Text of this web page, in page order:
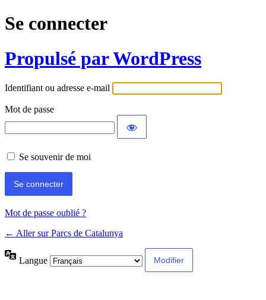
Se connecter
Propulsé par WordPress
Identifiant ou adresse e-mail
Mot de passe
Se souvenir de moi
Mot de passe oublié ?
← Aller sur Parcs de Catalunya
Langue